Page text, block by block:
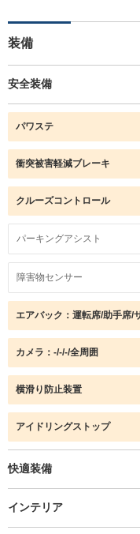
装備
安全装備
パワステ
衝突被害軽減ブレーキ
クルーズコントロール
パーキングアシスト
障害物センサー
エアバック：運転席/助手席/
カメラ：-/-/-/全周囲
横滑り防止装置
アイドリングストップ
快適装備
インテリア